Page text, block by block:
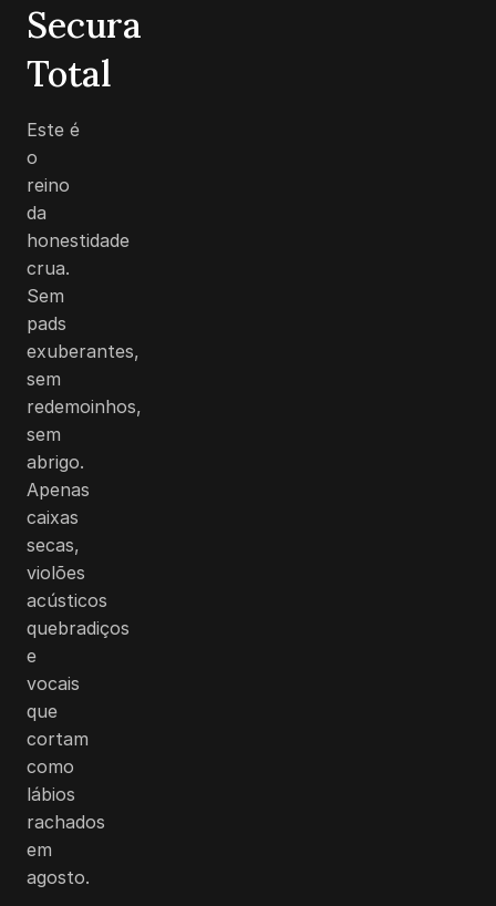
Secura
Total
Este é
o
reino
da
honestidade
crua.
Sem
pads
exuberantes,
sem
redemoinhos,
sem
abrigo.
Apenas
caixas
secas,
violões
acústicos
quebradiços
e
vocais
que
cortam
como
lábios
rachados
em
agosto.